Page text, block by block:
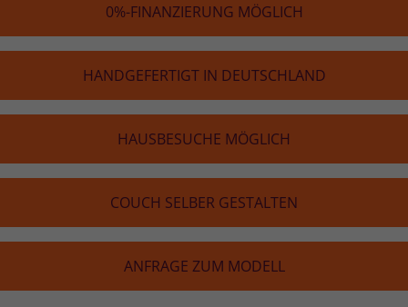
0%-FINAN­ZIE­RUNG MÖGLICH
HAND­GE­FER­TIGT IN DEUTSCH­LAND
HAUS­BE­SU­CHE MÖGLICH
COUCH SELBER GESTALTEN
ANFRAGE ZUM MODELL